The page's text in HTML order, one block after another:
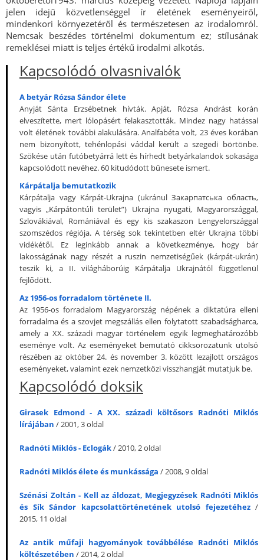
jelen idejű közvetlenséggel ír életének eseményeiről,
mindenkori környezetéről és természetesen az irodalomról.
Nemcsak beszédes történelmi dokumentum ez; stílusának
remeklései miatt is teljes értékű irodalmi alkotás.
Kapcsolódó olvasnivalók
A betyár Rózsa Sándor élete
Anyját Sánta Erzsébetnek hívták. Apját, Rózsa Andrást korán
elveszítette, mert lólopásért felakasztották. Mindez nagy hatással
volt életének további alakulására. Analfabéta volt, 23 éves korában
nem bizonyított, tehénlopási váddal került a szegedi börtönbe.
Szökése után futóbetyárrá lett és hírhedt betyárkalandok sokasága
kapcsolódott nevéhez. 60 kitudódott bűnesete ismert.
Kárpátalja bemutatkozik
Kárpátalja vagy Kárpát-Ukrajna (ukránul Закарпатська область,
vagyis „Kárpátontúli terület”) Ukrajna nyugati, Magyarországgal,
Szlovákiával, Romániával és egy kis szakaszon Lengyelországgal
szomszédos régiója. A térség sok tekintetben eltér Ukrajna többi
vidékétől. Ez leginkább annak a következménye, hogy bár
lakosságának nagy részét a ruszin nemzetiségűek (kárpát-ukrán)
teszik ki, a II. világháborúig Kárpátalja Ukrajnától függetlenül
fejlődött.
Az 1956-os forradalom története II.
Az 1956-os forradalom Magyarország népének a diktatúra elleni
forradalma és a szovjet megszállás ellen folytatott szabadságharca,
amely a XX. századi magyar történelem egyik legmeghatározóbb
eseménye volt. Az eseményeket bemutató cikksorozatunk utolsó
részében az október 24. és november 3. között lezajlott országos
eseményeket, valamint ezek nemzetközi visszhangját mutatjuk be.
Kapcsolódó doksik
Girasek Edmond - A XX. századi költősors Radnóti Miklós
lírájában / 2001, 3 oldal
Radnóti Miklós - Eclogák/ 2010, 2 oldal
Radnóti Miklós élete és munkássága / 2008, 9 oldal
Szénási Zoltán - Kell az áldozat, Megjegyzések Radnóti Miklós
és Sík Sándor kapcsolattörténetének utolsó fejezetéhez/
2015, 11 oldal
Az antik műfaji hagyományok továbbélése Radnóti Miklós
költészetében / 2014, 2 oldal